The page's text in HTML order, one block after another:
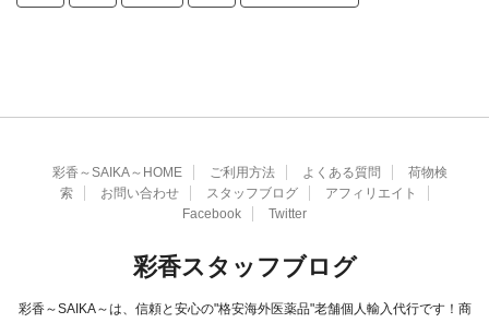
彩香～SAIKA～HOME ご利用方法 よくある質問
荷物検
索
お問い合わせ スタッフブログ
アフィリエイト
Facebook
Twitter
彩香スタッフブログ
彩香～SAIKA～は、信頼と安心の"格安海外医薬品"老舗個人輸入代行です！商